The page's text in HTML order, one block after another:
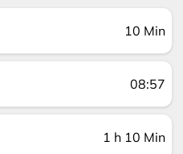
10 Min
08:57
1 h 10 Min